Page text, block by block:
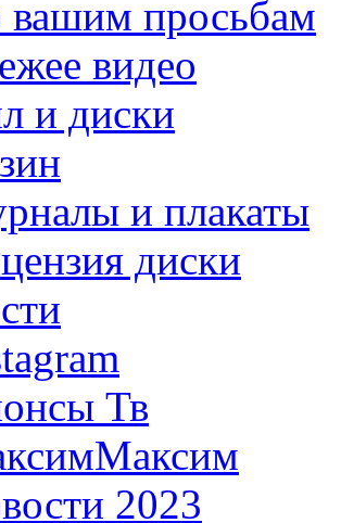
просьбам
видео
и диски
и плакаты
диски
Тв
2023